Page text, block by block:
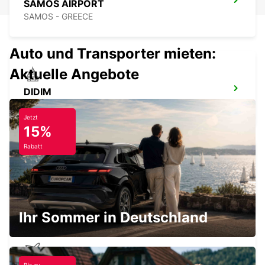
SAMOS AIRPORT
SAMOS - GREECE
DIDIM
DIDIM - TURKEY
BODRUM MILAS FLUGHAFEN
MUGLA - TURKEY
Auto und Transporter mieten:
Aktuelle Angebote
Jetzt
15%
Rabatt
Ihr Sommer in Deutschland